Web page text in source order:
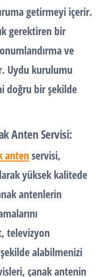
getirmeyi içerir.
gerektiren bir
ve
Uydu kurulumu
doğru bir şekilde
Anten Servisi:
anten servisi,
yüksek kalitede
antenlerin
televizyon
şekilde alabilmenizi
çanak antenin